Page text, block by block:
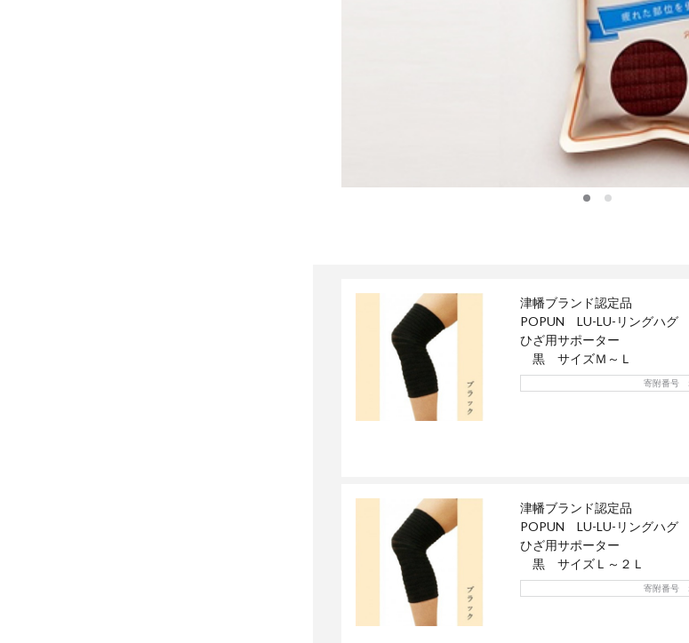
津幡ブランド認定品
POPUN LU-LU-リングハグ
ひざ用サポーター
黒 サイズＭ～Ｌ
寄附番号
津幡ブランド認定品
POPUN LU-LU-リングハグ
ひざ用サポーター
黒 サイズＬ～２Ｌ
寄附番号